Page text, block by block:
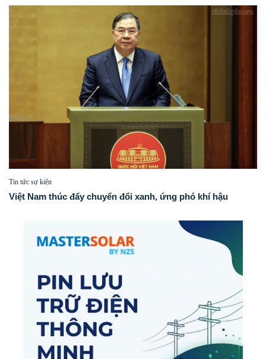
Tin tức sự kiện
Việt Nam thúc đẩy chuyển đổi xanh, ứng phó khí hậu